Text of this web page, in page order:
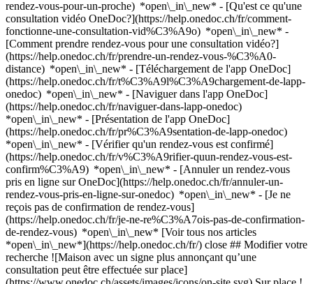
rendez-vous-pour-un-proche) *open\_in\_new* - [Qu'est ce qu'une
consultation vidéo OneDoc?](https://help.onedoc.ch/fr/comment-
fonctionne-une-consultation-vid%C3%A9o) *open\_in\_new* -
[Comment prendre rendez-vous pour une consultation vidéo?]
(https://help.onedoc.ch/fr/prendre-un-rendez-vous-%C3%A0-
distance) *open\_in\_new* - [Téléchargement de l'app OneDoc]
(https://help.onedoc.ch/fr/t%C3%A9l%C3%A9chargement-de-lapp-
onedoc) *open\_in\_new* - [Naviguer dans l'app OneDoc]
(https://help.onedoc.ch/fr/naviguer-dans-lapp-onedoc)
*open\_in\_new* - [Présentation de l'app OneDoc]
(https://help.onedoc.ch/fr/pr%C3%A9sentation-de-lapp-onedoc)
*open\_in\_new* - [Vérifier qu'un rendez-vous est confirmé](https://help.onedoc.ch/fr/v%C3%A9rifier-quun-rendez-vous-est-confirm%C3%A9) *open\_in\_new* - [Annuler un rendez-vous pris en ligne sur OneDoc](https://help.onedoc.ch/fr/annuler-un-rendez-vous-pris-en-ligne-sur-onedoc) *open\_in\_new* - [Je ne reçois pas de confirmation de rendez-vous](https://help.onedoc.ch/fr/je-ne-re%C3%A7ois-pas-de-confirmation-de-rendez-vous) *open\_in\_new* [Voir tous nos articles *open\_in\_new*](https://help.onedoc.ch/fr/) close ## Modifier votre recherche ![Maison avec un signe plus annonçant qu’une consultation peut être effectuée sur place](https://www.onedoc.ch/assets/images/icons/on-site.svg) Sur place ![Caméra avec un symbole lecture annonçant qu’une consultation peut être effectuée à distance en vidéo](https://www.onedoc.ch/assets/images/icons/remote.svg) À distance Rechercher #### Spécialités #### Praticiens #### Établissements edit Naturopathe MCO/TEN à Fribourg tune Filtrer par Nouveaux patients*keyboard\_arrow\_down* - Acceptés*check\_circle* Langue parlée*keyboard\_arrow\_down* - Allemand*check\_circle* - Anglais*check\_circle* - Français*check\_circle* - Italien*check\_circle* - Néerlandais*check\_circle* - Portugais*check\_circle* - Roumain*check\_circle* - Russe*check\_circle* Sexe*keyboard\_arrow\_down* - Femme*check\_circle* - Homme*check\_circle* Réseau*keyboard\_arrow\_down* - ASCA*check\_circle* - RME*check\_circle* - NVS*check\_circle* Disponibilité*keyboard\_arrow\_down* - Disponible aujourdhui*check\_circle* - Dans les 3 prochains jours*check\_circle* - Dans les 7 prochains jours*check\_circle* - Dans les 14 prochains jours*check\_circle* # Naturopathe MCO/TEN à Fribourg: prenez rendez-vous en ligne aujourd'hui ## 5 résultats à Fribourg [![Mme Myriam Raemy, naturopathe MCO/TEN à Fribourg](https://assets.onedoc.ch/images/users/a6926232ea4352b057f8122cabf44104ef8fdaf1f2763506501358c0b22fcf2d-small.jpg "Mme Myriam Raemy, naturopathe MCO/TEN à Fribourg")](https://www.onedoc.ch/fr/naturopathe-mco-ten/fribourg/pc3zp/myriam-raemy) ### [Mme Myriam Raemy](https://www.onedoc.ch/fr/naturopathe-mco-ten/fribourg/pc3zp/myriam-raemy) ![Badge indiquant un profil vérifié](https://www.onedoc.ch/assets/images/icons/checkmark.svg) Naturopathe MCO/TEN Cabinet de Myriam Raemy Chemin du Palatinat 27 1700 Fribourg ![Mme Myriam Raemy est affiliée au réseau ASCA](https://assets.onedoc.ch/images/networks/logos/496d325fd4282f2f0a46197dd629fd16fcd2d324839e441a2a65aaa74df08a15-small.png) ![Icône patient avec un signe plus annonçant que le professionnel accepte de nouveaux patients](https://www.onedoc.ch/assets/images/icons/new-patients.svg)Accepte les nouveaux patients [Réserver un RDV](https://www.onedoc.ch/fr/naturopathe-mco-ten/fribourg/pc3zp/myriam-raemy) *chevron\_left* lun. 03 août *chevron\_right* Voir plus de rendez-vous *error\_outline* Une erreur s'est produite lors du chargement des disponibilités [Réessayer](https://www.onedoc.ch) [![M. Wilfried Beijersbergen, naturopathe MCO/TEN à Fribourg](https://assets.onedoc.ch/images/users/a0c199d54b13e1e018e012950122ffb659668a5fcc1d1f4f9f413be4e4a0116e-small.jpg "M. Wilfried Beijersbergen, naturopathe MCO/TEN à Fribourg")](https://www.onedoc.ch/fr/naturopathe-mco-ten/fribourg/pcmpr/wilfried-beijersbergen) ### [M. Wilfried Beijersbergen](https://www.onedoc.ch/fr/naturopathe-mco-ten/fribourg/pcmpr/wilfried-beijersbergen) ![Badge indiquant un profil vérifié](https://www.onedoc.ch/assets/images/icons/checkmark.svg) Naturopathe MCO/TEN Centre Algos Rue de Romont 20 1700 Fribourg ![M. Wilfried Beijersbergen est affilié au réseau RME](https://assets.onedoc.ch/images/networks/logos/a202aabd14cdddb5ff03205af2481fb805645ff903773c55a6c572d22f23762e-small.png) ![Icône patient avec un signe plus annonçant que le professionnel accepte de nouveaux patients](https://www.onedoc.ch/assets/images/icons/new-patients.svg)Accepte les nouveaux patients [Réserver un RDV](https://www.onedoc.ch/fr/naturopathe-mco-ten/fribourg/pcmpr/wilfried-beijersbergen) *chevron\_left* lun. 03 août *chevron\_right* Voir plus de rendez-vous *error\_outline* Une erreur s'est produite lors du chargement des disponibilités [Réessayer](https://www.onedoc.ch) [![Mme CLAUDIA MIRELA MIHALACHE, masseuse thérapeutique à Fribourg](https://assets.onedoc.ch/images/users/719c8ece431ab2bfa9d53612e1dce6a15614e5a1eb8f2b6a01fb37c3c15ab1f2-small.jpg "Mme CLAUDIA MIRELA MIHALACHE, masseuse thérapeutique à Fribourg")](https://www.onedoc.ch/fr/masseuse-therapeutique/fribourg/pcjf0/claudia-mirela-mihalache) ### [Mme CLAUDIA MIRELA MIHALACHE](https://www.onedoc.ch/fr/masseuse-therapeutique/fribourg/pcjf0/claudia-mirela-mihalache) ![Badge indiquant un profil vérifié](https://www.onedoc.ch/assets/images/icons/checkmark.svg) [Masseuse thérapeutique](https://www.onedoc.ch/fr/masseur-therapeutique/fribourg) CABINET DR Gabriela TROISI et Claudia MIHALACHE Route de Beaumont 9 Étage 6 1700 Fribourg ![Mme CLAUDIA MIRELA MIHALACHE est affiliée au réseau ASCA](https://assets.onedoc.ch/images/networks/logos/496d325fd4282f2f0a46197dd629fd16fcd2d324839e441a2a65aaa74df08a15-small.png)![Mme CLAUDIA MIRELA MIHALACHE est affiliée au réseau RME](https://assets.onedoc.ch/images/networks/logos/a202aabd14cdddb5ff03205af2481fb805645ff903773c55a6c572d22f23762e-small.png) ![Icône patient avec un signe plus annonçant que le professionnel accepte de nouveaux patients](https://www.onedoc.ch/assets/images/icons/new-patients.svg)Accepte les nouveaux patients [Réserver un RDV](https://www.onedoc.ch/fr/masseuse-therapeutique/fribourg/pcjf0/claudia-mirela-mihalache) *chevron\_left* lun. 03 août *chevron\_right* Voir plus de rendez-vous *error\_outline* Une erreur s'est produite lors du chargement des disponibilités [Réessayer](https://www.onedoc.ch) [![Mme Myriam Voltz, naturopathe MCO/TEN à Fribourg](https://assets.onedoc.ch/images/users/eb6586042357e68513f1043c394f1342bed38753a29b3f48a5fb56293ead252c-small.png "Mme Myriam Voltz, naturopathe MCO/TEN à Fribourg")](https://www.onedoc.ch/fr/naturopathe-mco-ten/fribourg/pcwrt/myriam-voltz) ### [Mme Myriam Voltz](https://www.onedoc.ch/fr/naturopathe-mco-ten/fribourg/pcwrt/myriam-voltz) ![Badge indiquant un profil vérifié](https://www.onedoc.ch/assets/images/icons/checkmark.svg) Naturopathe MCO/TEN [point f - Centre médical de la femme](https://www.onedoc.ch/fr/cabinet-medical/fribourg/e7w4/point-f-centre-medical-de-la-femme) Rue Hans-Geiler 6 1700 Fribourg ![Mme Myriam Voltz est affiliée au réseau ASCA](https://assets.onedoc.ch/images/networks/logos/496d325fd4282f2f0a46197dd629fd16fcd2d324839e441a2a65aaa74df08a15-small.png)![Mme Myriam Voltz est affiliée au réseau RME](https://assets.onedoc.ch/images/networks/logos/a202aabd14cdddb5ff03205af2481fb805645ff903773c55a6c572d22f23762e-small.png) ![Icône patient avec un signe plus annonçant que le professionnel accepte de nouveaux patients](https://www.onedoc.ch/assets/images/icons/new-patients.svg)Accepte les nouveaux patients [Réserver un RDV](https://www.onedoc.ch/fr/naturopathe-mco-ten/fribourg/pcwrt/myriam-voltz) *chevron\_left* lun. 03 août *chevron\_right* Voir plus de rendez-vous *error\_outline* Une erreur s'est produite lors du chargement des disponibilités [Réessayer](https://www.onedoc.ch) [![Mme Amandine Iselé, naturopathe MCO/TEN à Fribourg](https://assets.onedoc.ch/images/users/529f9898c0efbca66b4615f34b387790a584a10313e23d0cf23701711a82f07b-small.jpg "Mme Amandine Iselé, naturopathe MCO/TEN à Fribourg")](https://www.onedoc.ch/fr/naturopathe-mco-ten/fribourg/pco1g/amandine-isele) ### [Mme Amandine Iselé](https://www.onedoc.ch/fr/naturopathe-mco-ten/fribourg/pco1g/amandine-isele) ![Badge indiquant un profil vérifié](https://www.onedoc.ch/assets/images/icons/checkmark.svg) Naturopathe MCO/TEN Amandine Isele - Naturopathe et Santé au travail Rue des Pilettes 1 1700 Fribourg ![Mme Amandine Iselé est affiliée au réseau RME](https://assets.onedoc.ch/images/networks/logos/a202aabd14cdddb5ff03205af2481fb805645ff903773c55a6c572d22f23762e-small.png) ![Icône patient avec un signe plus annonçant que le professionnel accepte de nouveaux patients](https://www.onedoc.ch/assets/images/icons/new-patients.svg)Accepte les nouveaux patients [Réserver un RDV](https://www.onedoc.ch/fr/naturopathe-mco-ten/fribourg/pco1g/amandine-isele) ## __Naturopathes MCO/TEN__: d'autres spécialistes sont réservables en ligne dans les environs de __Fribourg__ [![Mme Marina Gauter, homéopathe/naturopathe en homéopathie à Chénens](https://assets.onedoc.ch/images/users/6d0daa8ae30b52bc6a5fbdf682a771ca5b80de27f38609d7d8a97f10272b624d-small.png "Mme Marina Gauter, homéopathe/naturopathe en homéopathie à Chénens")](https://www.onedoc.ch/fr/homeopathe-naturopathe-en-homeopathie/chenens/pc344/marina-gauter) ### [Mme Marina Gauter](https://www.onedoc.ch/fr/homeopathe-naturopathe-en-homeopathie/chenens/pc344/marina-gauter) ![Badge indiquant un profil vérifié](https://www.onedoc.ch/assets/images/icons/checkmark.svg) [Homéopathe/naturopathe en homéopathie](https://www.onedoc.ch/fr/homeopathe-naturopathe-en-homeopathie/chenens), [Naturopathe MCO/TEN](https://www.onedoc.ch/fr/naturopathe-mco-ten/chenens) Centre VitaMed Route du Pontet 19 1744 Chénens ![Mme Marina Gauter est affiliée au réseau ASCA](https://assets.onedoc.ch/images/networks/logos/496d325fd4282f2f0a46197dd629fd16fcd2d324839e441a2a65aaa74df08a15-small.png)![Mme Marina Gauter est affiliée au réseau RME](https://assets.onedoc.ch/images/networks/logos/a202aabd14cdddb5ff03205af2481fb805645ff903773c55a6c572d22f23762e-small.png) ![Icône patient avec un signe plus annonçant que le professionnel accepte de nouveaux patients](https://www.onedoc.ch/assets/images/icons/new-patients.svg)Accepte les nouveaux patients [Réserver un RDV](https://www.onedoc.ch/fr/homeopathe-naturopathe-en-homeopathie/chenens/pc344/marina-gauter) [![Mme Marina Gauter, homéopathe/na